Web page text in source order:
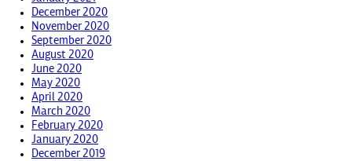
December 2020
November 2020
September 2020
August 2020
June 2020
May 2020
April 2020
March 2020
February 2020
January 2020
December 2019